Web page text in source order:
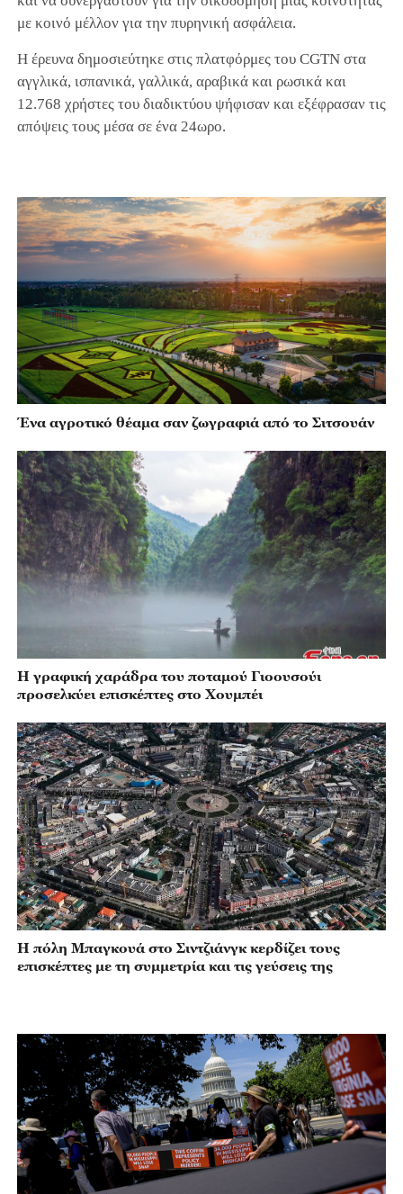
με κοινό μέλλον για την πυρηνική ασφάλεια.
Η έρευνα δημοσιεύτηκε στις πλατφόρμες του CGTN στα
αγγλικά, ισπανικά, γαλλικά, αραβικά και ρωσικά και
12.768 χρήστες του διαδικτύου ψήφισαν και εξέφρασαν τις
απόψεις τους μέσα σε ένα 24ωρο.
Ένα αγροτικό θέαμα σαν ζωγραφιά από το Σιτσουάν
Η γραφική χαράδρα του ποταμού Γιοουσούι
προσελκύει επισκέπτες στο Χουμπέι
Η πόλη Μπαγκουά στο Σιντζιάνγκ κερδίζει τους
επισκέπτες με τη συμμετρία και τις γεύσεις της